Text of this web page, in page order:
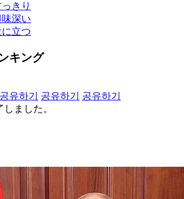
きり
深い
立つ
キング
공유하기 공유하기
공유하기
ました。